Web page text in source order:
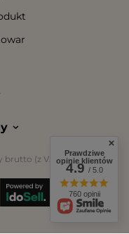
brutto (z VAT).
Prawdziwe
opinie klientów
4.9/ 5.0
760 opinii